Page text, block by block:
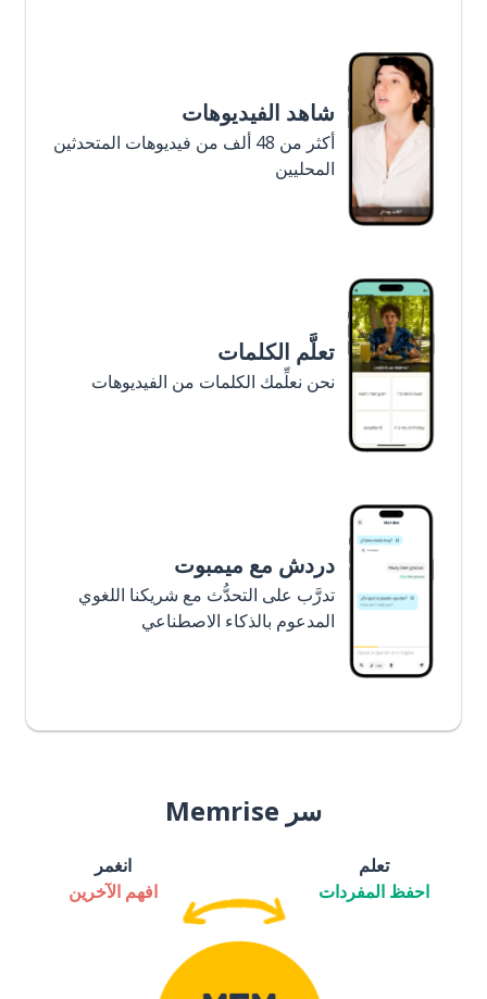
شاهد الفيديوهات
أكثر من 48 ألف من فيديوهات المتحدثين
المحليين
تعلَّم الكلمات
نحن نعلِّمك الكلمات من الفيديوهات
دردش مع ميمبوت
تدرَّب على التحدُّث مع شريكنا اللغوي
المدعوم بالذكاء الاصطناعي
سر Memrise
تعلم
احفظ المفردات
انغمر
افهم الآخرين